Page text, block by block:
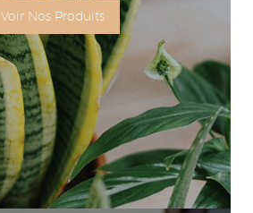
Voir Nos Produits